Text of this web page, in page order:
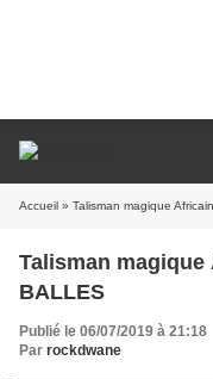
Accueil » Talisman magique
Talisman magique
BALLES
Publié le 06/07/2019 à 21:18
Par rockdwane